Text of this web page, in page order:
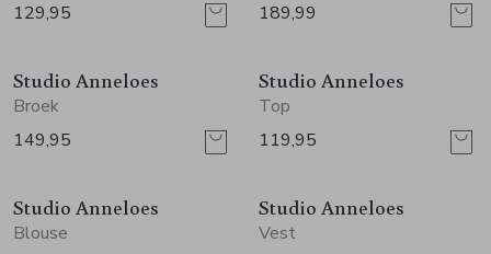
129,95
189,99
Nieuw
Studio Anneloes
Broek
149,95
Nieuw
Studio Anneloes
Top
119,95
Nieuw
Studio Anneloes
Blouse
Nieuw
Studio Anneloes
Vest